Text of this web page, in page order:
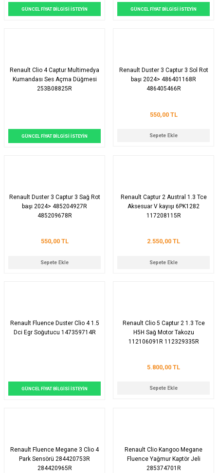
GÜNCEL FİYAT BİLGİSİ İSTEYİN GÜNCEL FİYAT BİLGİSİ İSTEYİN
Renault Clio 4 Captur Multimedya
Kumandası Ses Açma Düğmesi
253B08825R
GÜNCEL FİYAT BİLGİSİ İSTEYİN
Renault Duster 3 Captur 3 Sol Rot
başı 2024> 486401168R
486405466R
550,00 TL
Sepete Ekle
Renault Duster 3 Captur 3 Sağ Rot
başı 2024> 485204927R
485209678R
550,00 TL
Sepete Ekle
Renault Captur 2 Austral 1.3 Tce
Aksesuar V kayışı 6PK1282
117208115R
2.550,00 TL
Sepete Ekle
Renault Fluence Duster Clio 4 1.5
Dci Egr Soğutucu 147359714R
GÜNCEL FİYAT BİLGİSİ İSTEYİN
Renault Clio 5 Captur 2 1.3 Tce
H5H Sağ Motor Takozu
112106091R 112329335R
5.800,00 TL
Sepete Ekle
Renault Fluence Megane 3 Clio 4
Park Sensörü 284420753R
284420965R
Renault Clio Kangoo Megane
Fluence Yağmur Kaptör Jeli
285374701R